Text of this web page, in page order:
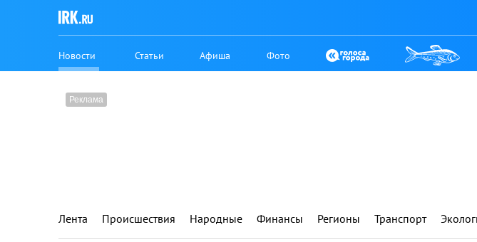
Новости Статьи Афиша Фото
Лента Происшествия Народные Финансы Регионы Транспорт